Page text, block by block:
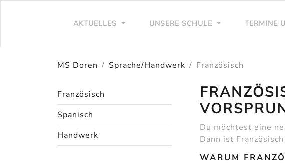
AKTUELLES UNSERE SCHULE TERMINE
MS Doren Sprache/Handwerk Französisch
Französisch
Spanisch
Handwerk
Du möchtest eine
Dann ist
WARUM